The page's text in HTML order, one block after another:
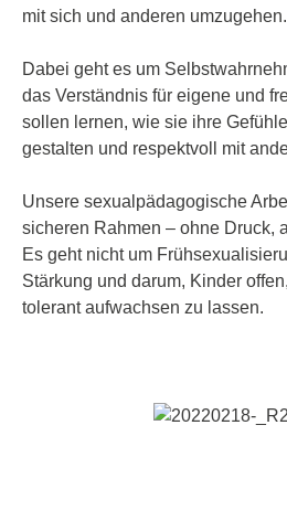
mit sich und anderen umzugehen.
Dabei geht es um
das Verständnis für eigene und
sollen lernen, wie sie ihre
gestalten und respektvoll mit
Unsere sexualpädagogische
sicheren Rahmen – ohne Druck,
Es geht nicht um
Stärkung und darum, Kinder
tolerant aufwachsen zu lassen.